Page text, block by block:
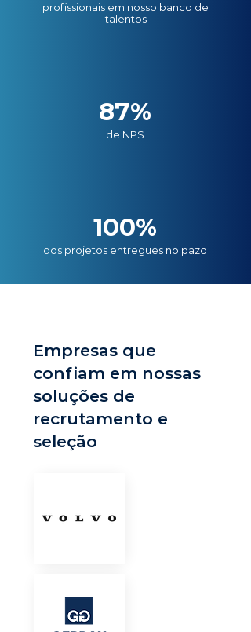
profissionais em nosso banco de
talentos
87%
de NPS
100%
dos projetos entregues no pazo
Empresas que
confiam em nossas
soluções de
recrutamento e
seleção